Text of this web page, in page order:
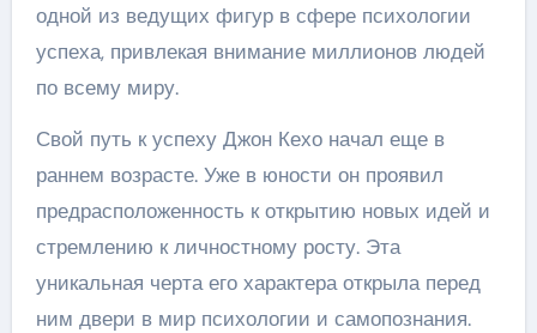
одной из ведущих фигур в сфере психологии
успеха, привлекая внимание миллионов людей
по всему миру.
Свой путь к успеху Джон Кехо начал еще в
раннем возрасте. Уже в юности он проявил
предрасположенность к открытию новых идей и
стремлению к личностному росту. Эта
уникальная черта его характера открыла перед
ним двери в мир психологии и самопознания.